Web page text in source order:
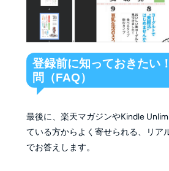
登録前に知っておきたい
問（FAQ）
最後に、楽天マガジンやKindle
ている方からよく寄せられる、リア
でお答えします。